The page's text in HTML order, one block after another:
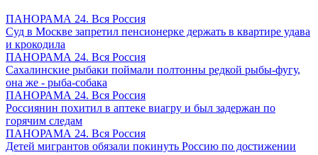
ПАНОРАМА 24. Вся Россия
Суд в Москве запретил пенсионерке держать в квартире удава
и крокодила
ПАНОРАМА 24. Вся Россия
Сахалинские рыбаки поймали полтонны редкой рыбы-фугу,
она же - рыба-собака
ПАНОРАМА 24. Вся Россия
Россиянин похитил в аптеке виагру и был задержан по
горячим следам
ПАНОРАМА 24. Вся Россия
Детей мигрантов обязали покинуть Россию по достижении